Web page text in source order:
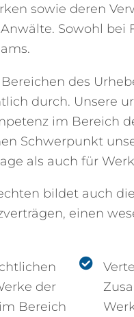
sowie deren
Sowohl bei
des
durch. Unsere
im Bereich
Schwerpunkt
als auch für
bildet auch
einen
der
Bereich